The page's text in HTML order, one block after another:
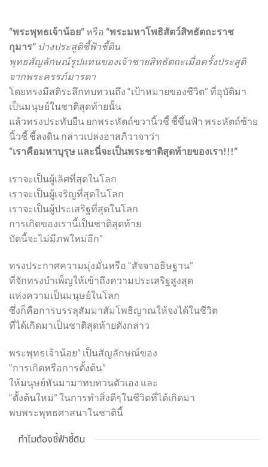
“พระพุทธเจ้าน้อย” หรือ “พระมหาโพธิสัตว์สิทธัตถะราช
กุมาร” ปางประสูติชี้ฟ้าชี้ดิน
พุทธสัญลักษณ์รูปแทนของเจ้าชายสิทธัตถะเมื่อครั้งประสูติ
จากพระครรภ์มารดา
โดยทรงมีสติระลึกทบทวนถึง “เป้าหมายของชีวิต” ที่อุบัติมา
เป็นมนุษย์ในชาติสุดท้ายนั้น
แล้วทรงประทับยืน ยกพระหัตถ์ขวานิ้วชี้ ชี้ขึ้นฟ้า พระหัตถ์ซ้าย
นิ้วชี้ ชี้ลงดิน กล่าวเปล่งอาสภิวาจาว่า
“เราคือมหาบุรุษ และนี่จะเป็นพระชาติสุดท้ายของเรา!!!”
เราจะเป็นผู้เลิศที่สุดในโลก
เราจะเป็นผู้เจริญที่สุดในโลก
เราจะเป็นผู้ประเสริฐที่สุดในโลก
การเกิดของเรานี้เป็นชาติสุดท้าย
บัดนี้จะไม่มีภพใหม่อีก”
ทรงประกาศความมุ่งมั่นหรือ “สัจจาอธิษฐาน”
ที่จักทรงบำเพ็ญให้เข้าถึงความประเสริฐสูงสุด
แห่งความเป็นมนุษย์ในโลก
ซึ่งก็คือการบรรลุสัมมาสัมโพธิญาณให้จงได้ในชีวิต
ที่ได้เกิดมาเป็นชาติสุดท้ายดังกล่าว
พระพุทธเจ้าน้อย” เป็นสัญลักษณ์ของ
“การเกิดหรือการตั้งต้น”
ให้มนุษย์หันมามาทบทวนตัวเอง และ
“ตั้งต้นใหม่” ในการทำสิ่งดีๆในชีวิตที่ได้เกิดมา
พบพระพุทธศาสนาในชาตินี้
ทำไมต้องชี้ฟ้าชี้ดิน